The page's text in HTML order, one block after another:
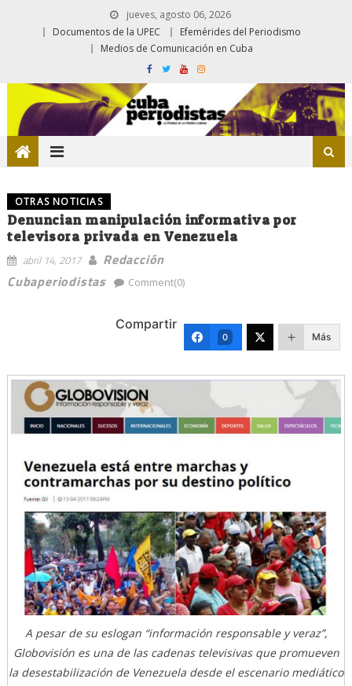
jueves, agosto 06, 2026
Documentos de la UPEC
Efemérides del Periodismo
Medios de Comunicación en Cuba
OTRAS NOTICIAS
Denuncian manipulación informativa por
televisora privada en Venezuela
abril 14, 2017
Redacción
Cubaperiodistas
Comment(0)
Compartir
0 Más
A pesar de su eslogan “información responsable y veraz”,
Globovisión es una de las cadenas televisivas que promueven
la desestabilización de Venezuela desde el escenario mediático